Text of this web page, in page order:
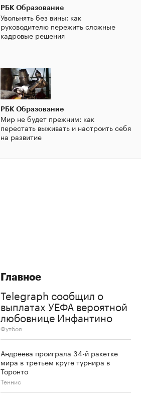
РБК Образование
Увольнять без вины: как
руководителю пережить сложные
кадровые решения
РБК Образование
Мир не будет прежним: как
перестать выживать и настроить себя
на развитие
Главное
Telegraph сообщил о
выплатах УЕФА вероятной
любовнице Инфантино
Футбол
Андреева проиграла 34-й ракетке
мира в третьем круге турнира в
Торонто
Теннис